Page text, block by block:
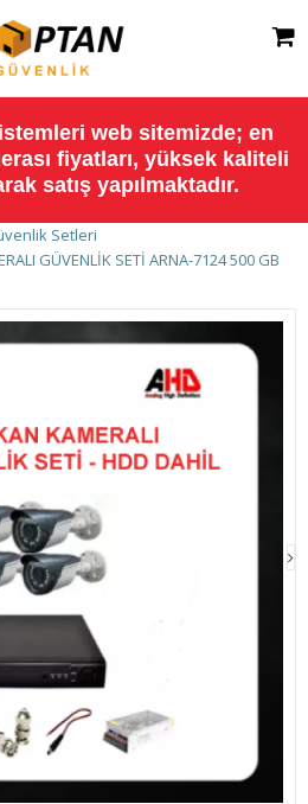
web sitemizde; en
fiyatları, yüksek kaliteli
satış yapılmaktadır.
Setleri
GÜVENLİK SETİ ARNA-7124 500 GB